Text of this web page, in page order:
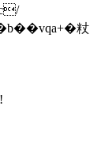
粀